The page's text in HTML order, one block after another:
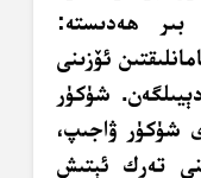
ھەدىستە:
ئۆزىنى
شۈكۈر
شۈكۈر ۋاجىپ،
تەرك ئېتىش